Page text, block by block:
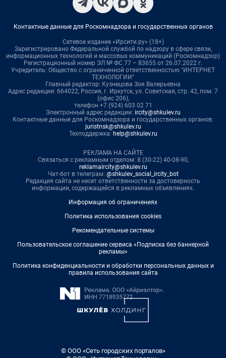
Контактные данные для Роскомнадзора и государственных органов
Сетевое издание «Ирсити.ру» (18+)
Зарегистрировано Федеральной службой по надзору в сфере связи,
информационных технологий и массовых коммуникаций (Роскомнадзор)
Регистрационный номер ЭЛ № ФС 77 – 83655 от 26.07.2022 г.
Учредитель: Общество с ограниченной ответственностью "ИНТЕРНЕТ
ТЕХНОЛОГИИ"
Главный редактор: Кузнецова Зоя Валерьевна
Адрес редакции: 664022, Россия, г. Иркутск, ул. Советская, стр. 42, пом. 7
(офис 206),
телефон +7 (924) 603 02 71
Электронный адрес редакции: ircity@shkulev.ru
Контактные данные для Роскомнадзора и государственных органов:
juristnsk@shkulev.ru
Техподдержка: help@shkulev.ru
РЕКЛАМА НА САЙТЕ
Связаться с рекламным отделом: 8 (30-22) 40-08-90,
reklamaircity@shkulev.ru
Чат-бот в телеграм: @shkulev_social_ircity_bot
Редакция сайта не несет ответственности за достоверность
информации, содержащейся в рекламных объявлениях.
Информация об ограничениях
Политика использования cookies
Рекомендательные системы
Пользовательское соглашение сервиса «Подписка без баннерной
рекламы»
Политика конфиденциальности и обработки персональных данных и
правила использования сайта
© ООО «Сеть городских порталов»